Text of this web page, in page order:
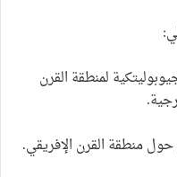
لمنطقة القرن
حول منطقة القرن الإفريقي.